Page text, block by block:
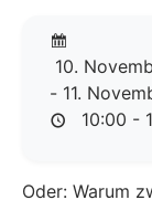
10.
- 11.
10:00 -
Oder: Warum